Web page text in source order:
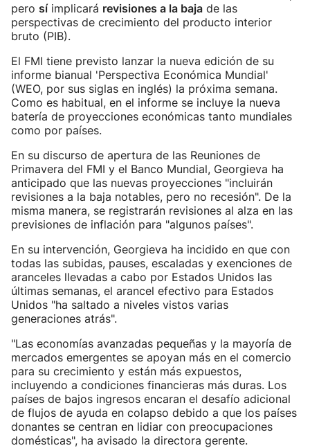
pero síimplicará revisiones a la baja de las
perspectivas de crecimiento del producto interior
bruto (PIB).
El FMI tiene previsto lanzar la nueva edición de su
informe bianual 'Perspectiva Económica Mundial'
(WEO, por sus siglas en inglés) la próxima semana.
Como es habitual, en el informe se incluye la nueva
batería de proyecciones económicas tanto mundiales
como por países.
En su discurso de apertura de las Reuniones de
Primavera del FMI y el Banco Mundial, Georgieva ha
anticipado que las nuevas proyecciones "incluirán
revisiones a la baja notables, pero no recesión". De la
misma manera, se registrarán revisiones al alza en las
previsiones de inflación para "algunos países".
En su intervención, Georgieva ha incidido en que con
todas las subidas, pauses, escaladas y exenciones de
aranceles llevadas a cabo por Estados Unidos las
últimas semanas, el arancel efectivo para Estados
Unidos "ha saltado a niveles vistos varias
generaciones atrás".
"Las economías avanzadas pequeñas y la mayoría de
mercados emergentes se apoyan más en el comercio
para su crecimiento y están más expuestos,
incluyendo a condiciones financieras más duras. Los
países de bajos ingresos encaran el desafío adicional
de flujos de ayuda en colapso debido a que los países
donantes se centran en lidiar con preocupaciones
domésticas", ha avisado la directora gerente.